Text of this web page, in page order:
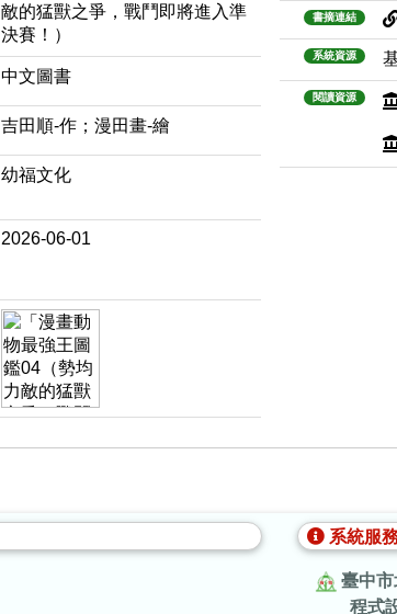
敵的猛獸之爭，戰鬥即將進入準
決賽！）
中文圖書
吉田順-作；漫田畫-繪
幼福文化
2026-06-01
書摘連結
系統資源
閱讀資源
系統服
臺中
程式設